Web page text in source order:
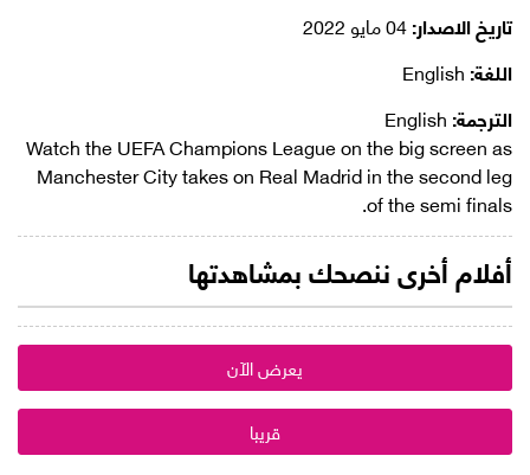
تاريخ الاصدار:
اللغة:
الترجمة:
Watch the UEFA Champions League on the big screen as
Manchester City takes on Real Madrid in the second leg
of the semi finals.
أفلام أخرى ننصحك بمشاهدتها
يعرض الآن
قريبا